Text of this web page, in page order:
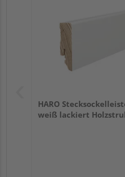
HARO
weiß lackiert